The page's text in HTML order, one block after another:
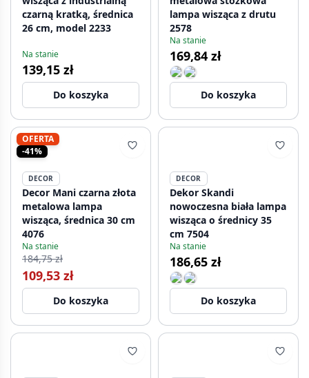
czarną kratką, średnica
26 cm, model 2233
Na stanie
139,15 zł
Do koszyka
lampa wisząca z drutu
2578
Na stanie
169,84 zł
Do koszyka
OFERTA
-41%
DECOR
Decor Mani czarna złota
metalowa lampa
wisząca, średnica 30 cm
4076
Na stanie
184,75 zł
109,53 zł
Do koszyka
DECOR
Dekor Skandi
nowoczesna biała lampa
wisząca o średnicy 35
cm 7504
Na stanie
186,65 zł
Do koszyka